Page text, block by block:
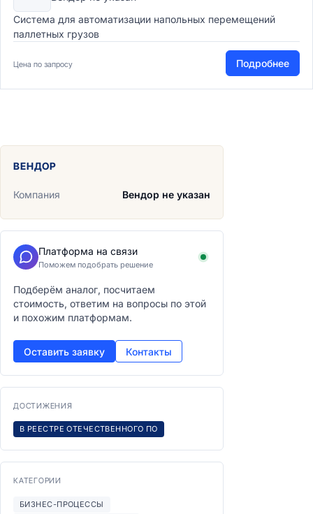
Система для автоматизации напольных перемещений
паллетных грузов
Цена по запросу Подробнее
ВЕНДОР
Компания Вендор не указан
Платформа на связи
Поможем подобрать решение
Подберём аналог, посчитаем
стоимость, ответим на вопросы по этой
и похожим платформам.
Оставить заявку Контакты
ДОСТИЖЕНИЯ
В РЕЕСТРЕ ОТЕЧЕСТВЕННОГО ПО
КАТЕГОРИИ
БИЗНЕС-ПРОЦЕССЫ